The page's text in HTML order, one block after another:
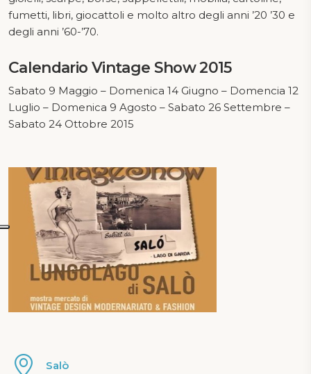
fumetti, libri, giocattoli e molto altro degli anni ’20 ’30 e
degli anni ’60-’70.
Calendario Vintage Show 2015
Sabato 9 Maggio – Domenica 14 Giugno – Domencia 12
Luglio – Domenica 9 Agosto – Sabato 26 Settembre –
Sabato 24 Ottobre 2015
Salò